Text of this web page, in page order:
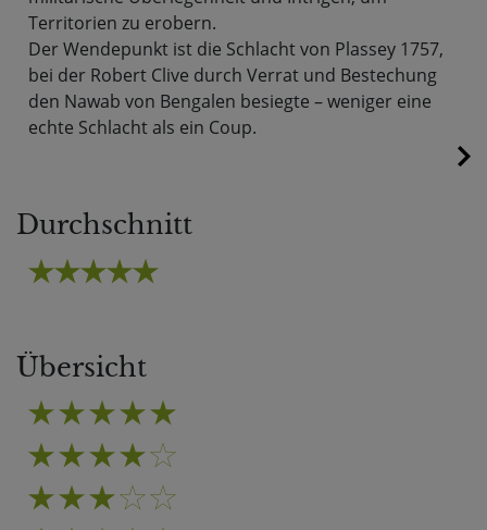
Territorien zu erobern.
Der Wendepunkt ist die Schlacht von Plassey 1757,
bei der Robert Clive durch Verrat und Bestechung
den Nawab von Bengalen besiegte – weniger eine
echte Schlacht als ein Coup.
Durchschnitt
Übersicht